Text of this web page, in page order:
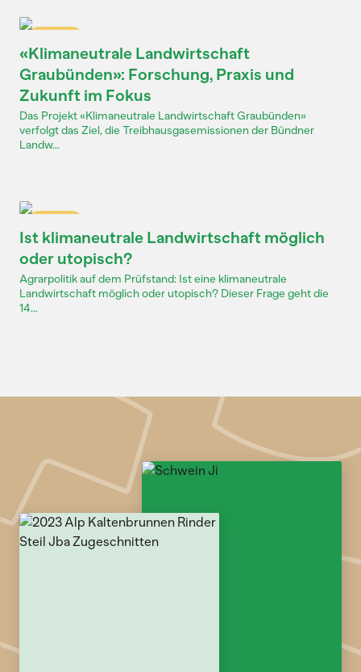
«Klimaneutrale Landwirtschaft
Graubünden»: Forschung, Praxis und
Zukunft im Fokus
Das Projekt «Klimaneutrale Landwirtschaft Graubünden»
verfolgt das Ziel, die Treibhausgasemissionen der Bündner
Landw...
Ist klimaneutrale Landwirtschaft möglich
oder utopisch?
Agrarpolitik auf dem Prüfstand: Ist eine klimaneutrale
Landwirtschaft möglich oder utopisch? Dieser Frage geht die
14...